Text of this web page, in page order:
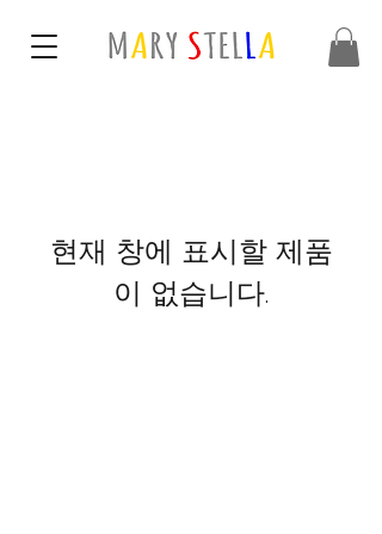
현재 창에 표시할 제품
이 없습니다.